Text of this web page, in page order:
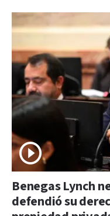
Benegas Lynch
defendió su